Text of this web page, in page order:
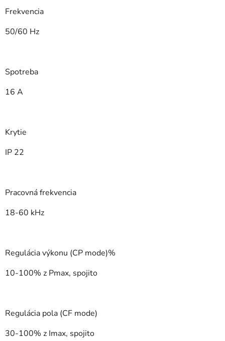
Frekvencia
50/60 Hz
Spotreba
16 A
Krytie
IP 22
Pracovná frekvencia
18-60 kHz
Regulácia výkonu (CP mode)%
10-100% z Pmax, spojito
Regulácia pola (CF mode)
30-100% z Imax, spojito